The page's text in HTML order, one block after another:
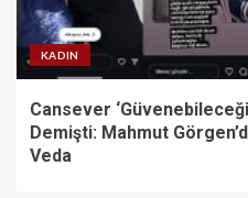
KADIN
Cansever
Demişti: Mahmut
Veda